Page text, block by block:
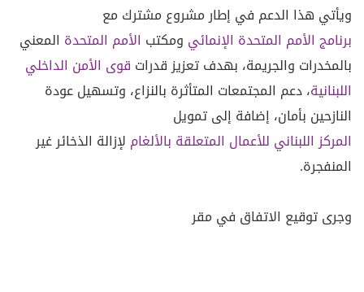
ويأتي هذا الدعم في إطار مشروع مشترك مع
برنامج الأمم المتحدة الإنمائي ومكتب الأمم المتحدة المعني
بالمخدرات والجريمة، بهدف تعزيز قدرات قوى الأمن الداخلي
اللبنانية، دعم المجتمعات المتأثرة بالنزاع، وتسهيل عودة
النازحين بأمان، إضافة إلى تمويل
المركز اللبناني للأعمال المتعلقة بالألغام لإزالة الذخائر غير
المنفجرة.
وجرى توقيع الاتفاق في مقر